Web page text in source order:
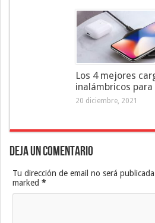
Los 4 mejores
inalámbricos para
20 diciembre, 2021
Deja un Comentario
Tu dirección de email no será
marked *